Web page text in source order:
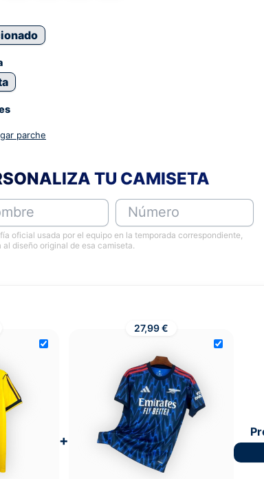
parche
TU CAMISETA
Número
oficial usada por el equipo en la temporada correspondiente,
al diseño original de esa camiseta.
+
27,99 €